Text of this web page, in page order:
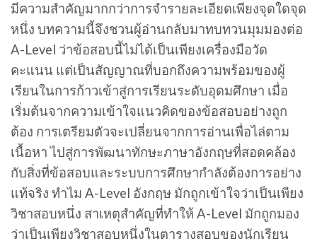
มีความสำคัญมากกว่าการจำรายละเอียดเพียงจุดใดจุด
หนึ่ง บทความนี้จึงชวนผู้อ่านกลับมาทบทวนมุมมองต่อ
A-Level ว่าข้อสอบนี้ไม่ได้เป็นเพียงเครื่องมือวัด
คะแนน แต่เป็นสัญญาณที่บอกถึงความพร้อมของผู้
เรียนในการก้าวเข้าสู่การเรียนระดับอุดมศึกษา เมื่อ
เริ่มต้นจากความเข้าใจแนวคิดของข้อสอบอย่างถูก
ต้อง การเตรียมตัวจะเปลี่ยนจากการอ่านเพื่อไล่ตาม
เนื้อหา ไปสู่การพัฒนาทักษะภาษาอังกฤษที่สอดคล้อง
กับสิ่งที่ข้อสอบและระบบการศึกษากำลังต้องการอย่าง
แท้จริง ทำไม A-Level อังกฤษ มักถูกเข้าใจว่าเป็นเพียง
วิชาสอบหนึ่ง สาเหตุสำคัญที่ทำให้ A-Level มักถูกมอง
ว่าเป็นเพียงวิชาสอบหนึ่งในตารางสอบของนักเรียน